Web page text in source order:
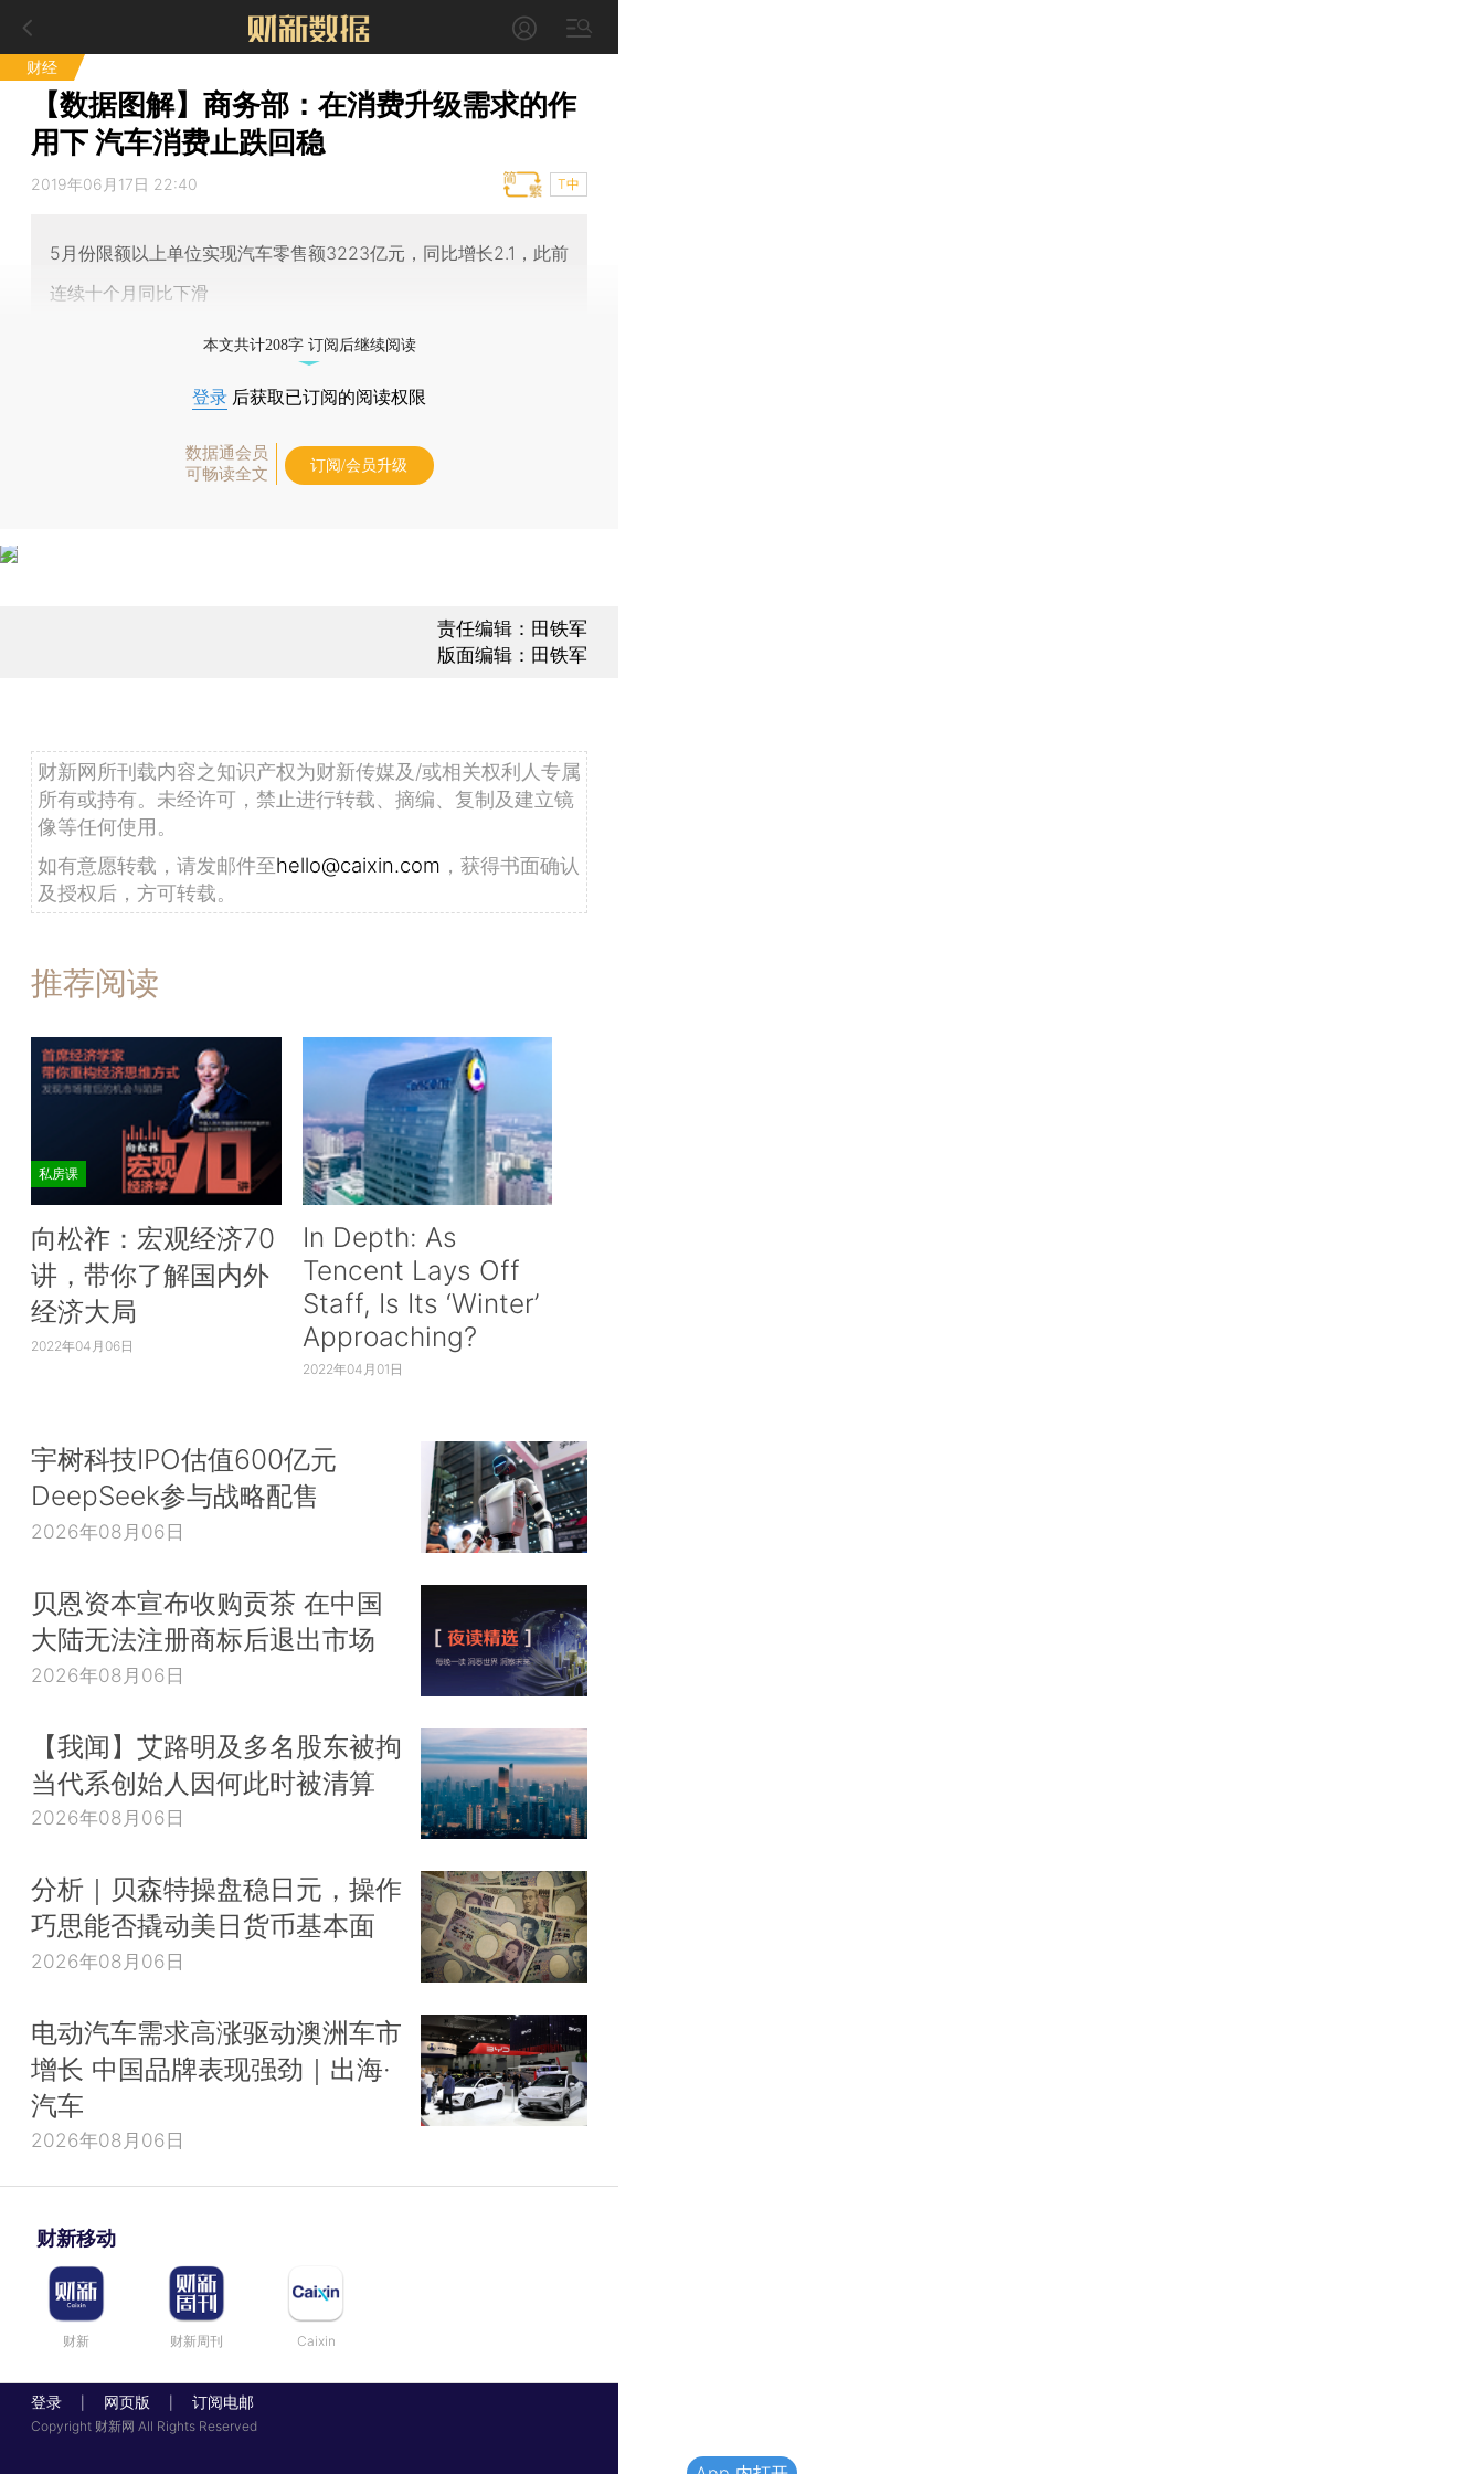
财经
【数据图解】商务部：在消费升级需求的作
用下 汽车消费止跌回稳
2019年06月17日 22:40 T中
5月份限额以上单位实现汽车零售额3223亿元，同比增长2.1，此前
连续十个月同比下滑
本文共计208字 订阅后继续阅读
登录 后获取已订阅的阅读权限
数据通会员
可畅读全文
订阅/会员升级
责任编辑：田铁军
版面编辑：田铁军
财新网所刊载内容之知识产权为财新传媒及/或相关权利人专属
所有或持有。未经许可，禁止进行转载、摘编、复制及建立镜
像等任何使用。
如有意愿转载，请发邮件至hello@caixin.com ，获得书面确认
及授权后，方可转载。
推荐阅读
私房课
向松祚：宏观经济70
讲，带你了解国内外
经济大局
2022年04月06日
In Depth: As
Tencent Lays Off
Staff, Is Its ‘Winter’
Approaching?
2022年04月01日
宇树科技IPO估值600亿元
DeepSeek参与战略配售
2026年08月06日
贝恩资本宣布收购贡茶 在中国
大陆无法注册商标后退出市场
2026年08月06日
【我闻】艾路明及多名股东被拘
当代系创始人因何此时被清算
2026年08月06日
分析｜贝森特操盘稳日元，操作
巧思能否撬动美日货币基本面
2026年08月06日
电动汽车需求高涨驱动澳洲车市
增长 中国品牌表现强劲｜出海·
汽车
2026年08月06日
财新移动
财新 财新周刊 Caixin
登录 网页版 订阅电邮
Copyright 财新网 All Rights Reserved